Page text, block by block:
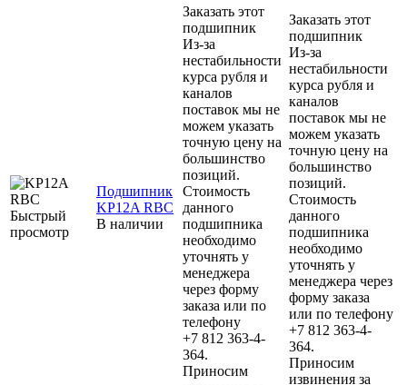
Быстрый
просмотр
Подшипник
KP12A RBC
В наличии
Заказать этот
подшипник
Из-за
нестабильности
курса рубля и
каналов
поставок мы не
можем указать
точную цену на
большинство
позиций.
Стоимость
данного
подшипника
необходимо
уточнять у
менеджера
через форму
заказа или по
телефону
+7 812 363-4-
364.
Приносим
Заказать этот
подшипник
Из-за
нестабильности
курса рубля и
каналов
поставок мы не
можем указать
точную цену на
большинство
позиций.
Стоимость
данного
подшипника
необходимо
уточнять у
менеджера через
форму заказа
или по телефону
+7 812 363-4-
364.
Приносим
извинения за